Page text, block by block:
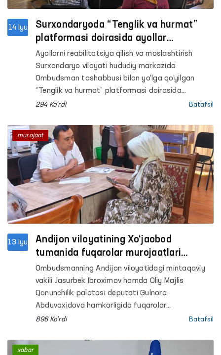
14 Iyu
Surxondaryoda “Tenglik va hurmat”
platformasi doirasida ayollar
murojaatlari bo‘yicha amaliy choralar
ko‘rildi
Ayollarni reabilitatsiya qilish va moslashtirish
Surxondaryo viloyati hududiy markazida
Ombudsman tashabbusi bilan yo‘lga qo‘yilgan
“Tenglik va hurmat” platformasi doirasida
“Huquqiy yordam avtobusi” tadbiri o‘tkazildi.
294 Ko'rdi Batafsil
13 Iyu
Andijon viloyatining Xo‘jaobod
tumanida fuqarolar murojaatlari
mahallabay o‘rganildi
Ombudsmanning Andijon viloyatidagi mintaqaviy
vakili Jasurbek Ibroximov hamda Oliy Majlis
Qonunchilik palatasi deputati Gulnora
Abduvoxidova hamkorligida fuqarolar
murojaatlarini joyida o‘rganish maqsadida Andijon
896 Ko'rdi Batafsil
murojaat
xabar